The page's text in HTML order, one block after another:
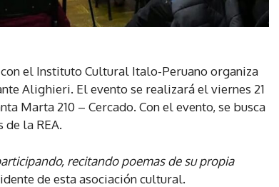
con el Instituto Cultural Italo-Peruano organiza
Alighieri. El evento se realizará el viernes 21
Marta 210 – Cercado. Con el evento, se busca
la REA.
recitando poemas de su propia
de esta asociación cultural.